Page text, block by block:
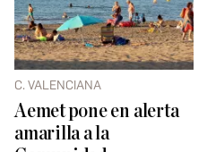
C. VALENCIANA
Aemet pone en alerta
amarilla a la